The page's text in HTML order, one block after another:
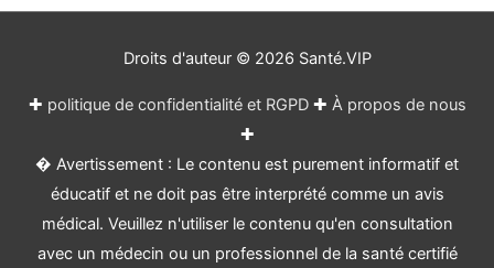
Droits d'auteur © 2026 Santé.VIP
✚ politique de confidentialité et RGPD✚ À propos de nous
✚
� Avertissement : Le contenu est purement informatif et
éducatif et ne doit pas être interprété comme un avis
médical. Veuillez n'utiliser le contenu qu'en consultation
avec un médecin ou un professionnel de la santé certifié